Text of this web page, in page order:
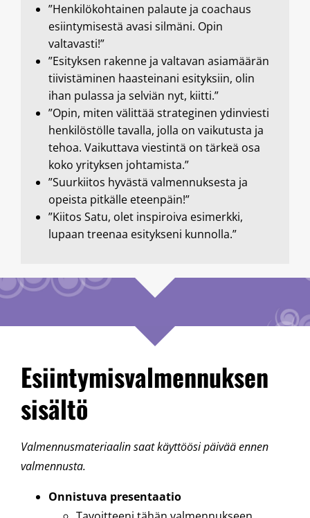
”Henkilökohtainen palaute ja coachaus
esiintymisestä avasi silmäni. Opin
valtavasti!”
”Esityksen rakenne ja valtavan asiamäärän
tiivistäminen haasteinani esityksiin, olin
ihan pulassa ja selviän nyt, kiitti.”
”Opin, miten välittää strateginen ydinviesti
henkilöstölle tavalla, jolla on vaikutusta ja
tehoa. Vaikuttava viestintä on tärkeä osa
koko yrityksen johtamista.”
”Suurkiitos hyvästä valmennuksesta ja
opeista pitkälle eteenpäin!”
”Kiitos Satu, olet inspiroiva esimerkki,
lupaan treenaa esitykseni kunnolla.”
Esiintymisvalmennuksen
sisältö
Valmennusmateriaalin saat käyttöösi päivää ennen
valmennusta.
Onnistuva presentaatio